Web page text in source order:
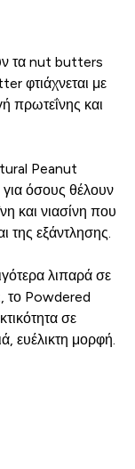
τα nut butters
φτιάχνεται με
πρωτεΐνης και
Peanut
όσους θέλουν
και νιασίνη που
της εξάντλησης.
λιπαρά σε
το Powdered
σε
ευέλικτη μορφή.